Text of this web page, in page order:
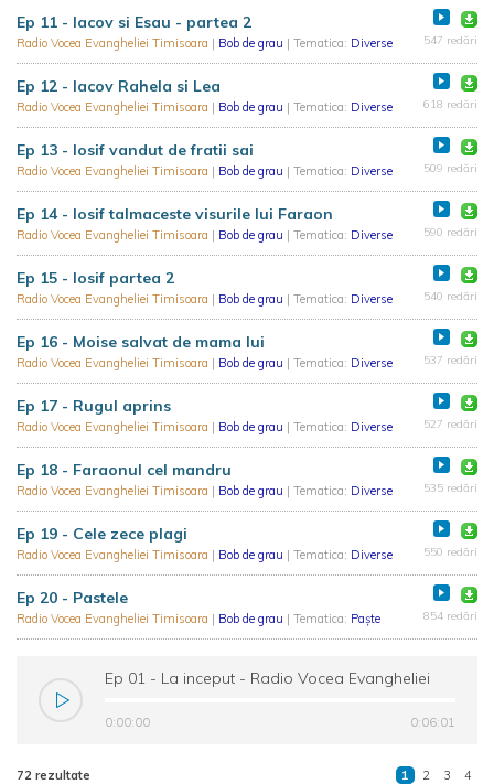
Ep 11 - Iacov si Esau - partea 2
Radio Vocea Evangheliei Timisoara | Bob de grau | Tematica: Diverse 547 redări
Ep 12 - Iacov Rahela si Lea
Radio Vocea Evangheliei Timisoara | Bob de grau | Tematica: Diverse 618 redări
Ep 13 - Iosif vandut de fratii sai
Radio Vocea Evangheliei Timisoara | Bob de grau | Tematica: Diverse 509 redări
Ep 14 - Iosif talmaceste visurile lui Faraon
Radio Vocea Evangheliei Timisoara | Bob de grau | Tematica: Diverse 590 redări
Ep 15 - Iosif partea 2
Radio Vocea Evangheliei Timisoara | Bob de grau | Tematica: Diverse 540 redări
Ep 16 - Moise salvat de mama lui
Radio Vocea Evangheliei Timisoara | Bob de grau | Tematica: Diverse 537 redări
Ep 17 - Rugul aprins
Radio Vocea Evangheliei Timisoara | Bob de grau | Tematica: Diverse 527 redări
Ep 18 - Faraonul cel mandru
Radio Vocea Evangheliei Timisoara | Bob de grau | Tematica: Diverse 535 redări
Ep 19 - Cele zece plagi
Radio Vocea Evangheliei Timisoara | Bob de grau | Tematica: Diverse 550 redări
Ep 20 - Pastele
Radio Vocea Evangheliei Timisoara | Bob de grau | Tematica: Paște 854 redări
Ep 01 - La inceput - Radio Vocea Evangheliei
0:00:00 0:06:01
72 rezultate 1 2 3 4